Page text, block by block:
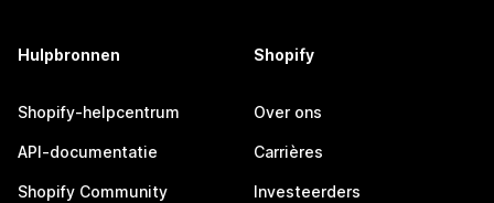
Hulpbronnen
Shopify-helpcentrum
API-documentatie
Shopify Community
Shopify
Over ons
Carrières
Investeerders